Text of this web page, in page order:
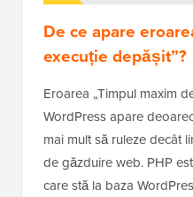
De ce apare
execuție depășit”?
Eroarea „Timpul maxim
WordPress apare
mai mult să ruleze decât
de găzduire web. PHP
care stă la baza